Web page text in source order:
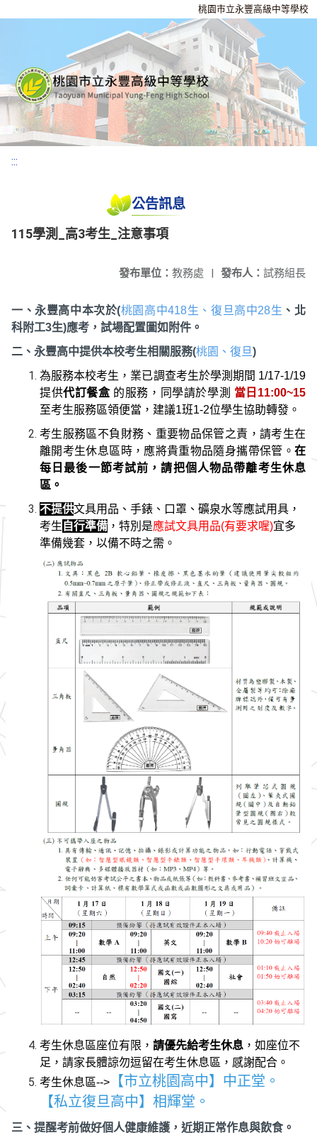
桃園市立永豐高級中等學校
:::
公告訊息
115學測_高3考生_注意事項
發布人： 試務組長
發布單位： 教務處 |
一、永豐高中本次於(桃園高中418生、復旦高中28生 、北
科附工3生)應考，試場配置圖如附件。
二、永豐高中提供本校考生相關服務(桃園、復旦)
為服務本校考生，業已調查考生於學測期間 1/17-1/19
提供代訂餐盒 的服務，同學請於學測 當日 11:00~15
至考生服務區領便當，建議1班1-2位學生協助轉發。
考生服務區不負財務、重要物品保管之責，請考生在
離開考生休息區時，應將貴重物品隨身攜帶保管。 在
每日最後一節考試前，請把個人物品帶離考生休息
區。
不提供文具用品、手錶、口罩、礦泉水等應試用具，
考生 自行準備 ，特別是應試文具用品(有要求喔)宜多
準備幾套，以備不時之需。
考生休息區座位有限， 請優先給考生休息 ，如座位不
足，請家長體諒勿逗留在考生休息區，感謝配合。
考生休息區-->
【市立桃園高中】中正堂。
【私立復旦高中】相輝堂。
三、提醒考前做好個人健康維護，近期正常作息與飲食。